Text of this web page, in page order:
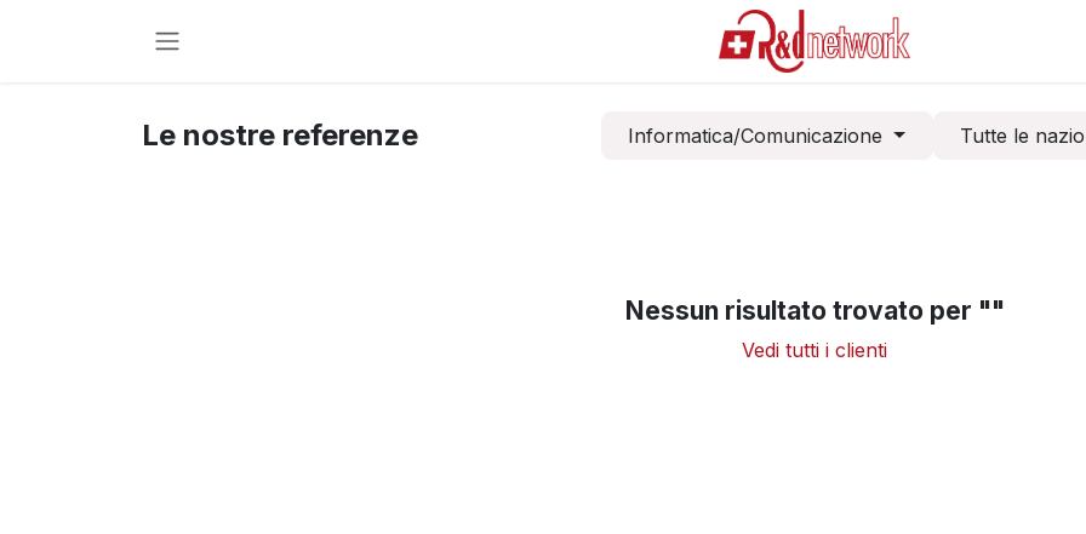
Le nostre referenze Informatica/Comunicazione Tutte le
Nessun risultato trovato per ""
Vedi tutti i clienti